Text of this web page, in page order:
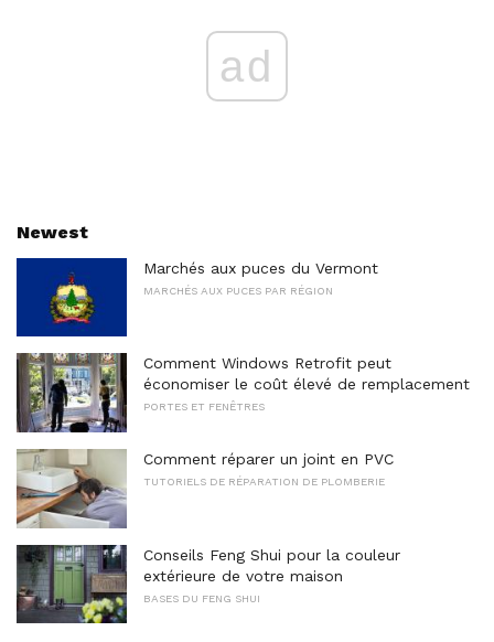
ad
Newest
Marchés aux puces du Vermont
MARCHÉS AUX PUCES PAR RÉGION
Comment Windows Retrofit peut
économiser le coût élevé de remplacement
PORTES ET FENÊTRES
Comment réparer un joint en PVC
TUTORIELS DE RÉPARATION DE PLOMBERIE
Conseils Feng Shui pour la couleur
extérieure de votre maison
BASES DU FENG SHUI